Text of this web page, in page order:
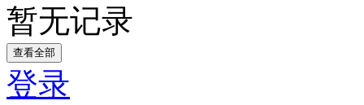
暂无记录
查看全部
登录